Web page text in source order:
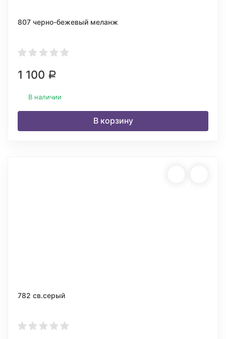
807 черно-бежевый меланж
1 100 Р
В наличии
В корзину
782 св.серый